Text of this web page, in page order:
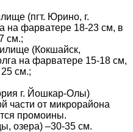
(пгт. Юрино, г.
на фарватере 18-23 см, в
см.;
(Кокшайск,
на фарватере 15-18 см,
25 см.;
г. Йошкар-Олы)
части от микрорайона
промоины.
озера) –30-35 см.